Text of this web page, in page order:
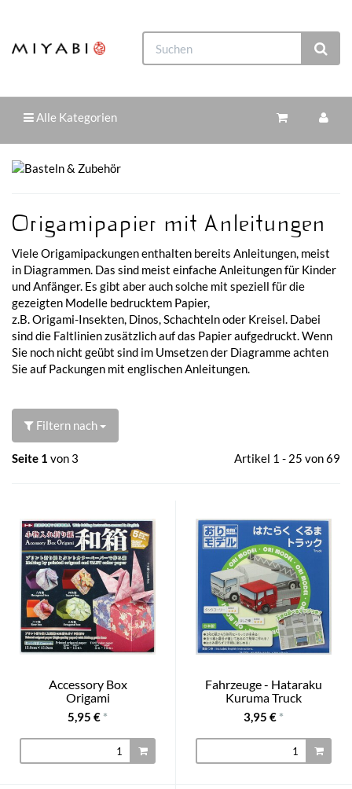
Alle Kategorien
Origamipapier mit Anleitungen
Viele Origamipackungen enthalten bereits Anleitungen, meist
in Diagrammen. Das sind meist einfache Anleitungen für Kinder
und Anfänger. Es gibt aber auch solche mit speziell für die
gezeigten Modelle bedrucktem Papier,
z.B. Origami-Insekten, Dinos, Schachteln oder Kreisel. Dabei
sind die Faltlinien zusätzlich auf das Papier aufgedruckt. Wenn
Sie noch nicht geübt sind im Umsetzen der Diagramme achten
Sie auf Packungen mit englischen Anleitungen.
Filtern nach
Seite 1 von 3 Artikel 1 - 25 von 69
Accessory Box
Origami
5,95 € *
Fahrzeuge - Hataraku
Kuruma Truck
3,95 € *